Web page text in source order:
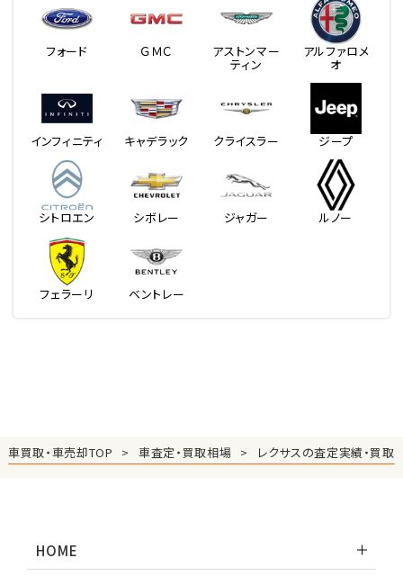
フォード ＧＭＣ アストンマー
ティン
アルファロメ
オ
インフィニティ キャデラック クライスラー ジープ
シトロエン シボレー ジャガー ルノー
フェラーリ ベントレー
車買取・車売却TOP 車査定・買取相場 レクサスの査定実績・買取
HOME